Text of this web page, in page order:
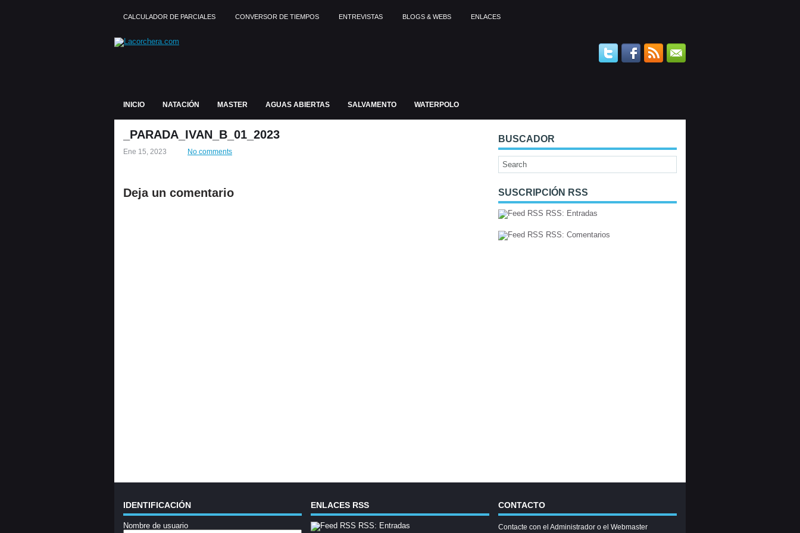
CALCULADOR DE PARCIALES CONVERSOR DE TIEMPOS ENTREVISTAS BLOGS & WEBS ENLACES
INICIO NATACIÓN MASTER AGUAS ABIERTAS SALVAMENTO WATERPOLO
_PARADA_IVAN_B_01_2023
Ene 15, 2023 No comments
Deja un comentario
BUSCADOR
SUSCRIPCIÓN RSS
RSS: Entradas
RSS: Comentarios
IDENTIFICACIÓN
Nombre de usuario
ENLACES RSS
RSS: Entradas
CONTACTO
Contacte con el Administrador o el Webmaster